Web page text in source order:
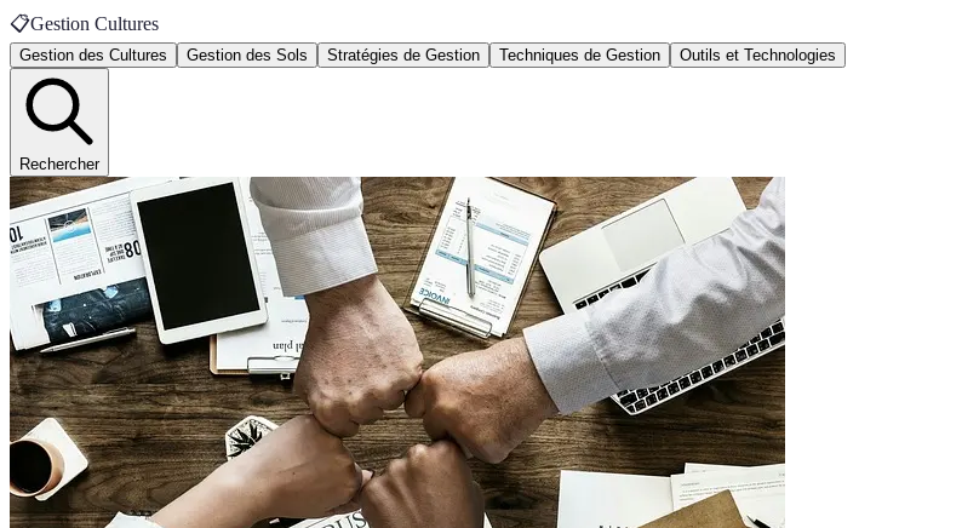
📋Gestion Cultures
Gestion des Cultures Gestion des Sols Stratégies de Gestion Techniques de Gestion Outils et Technologies
Rechercher